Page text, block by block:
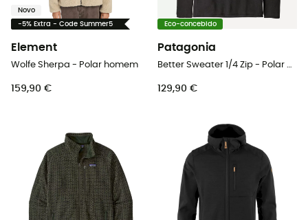
Novo
-5% Extra - Code Summer5
Element
Wolfe Sherpa - Polar homem
159,90 €
Eco-concebido
Patagonia
Better Sweater 1/4 Zip - Polar homem
129,90 €